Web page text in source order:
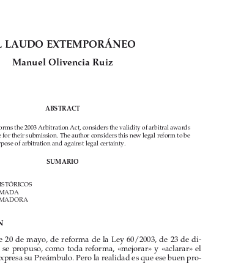













EL LAUDO EXTEMPORÁnEO
reforms the 2003 Arbitration Act, considers the validity of arbitral awards
for their submission. The author considers this new legal reform to be
purpose of arbitration and against legal certainty.
SUMARiO
HISTÓRICOS
de 20 de mayo, de reforma de la Ley 60/2003, de 23 de di-
se propuso, como toda reforma, «mejorar» y «aclarar» el
expresa su Preámbulo. Pero la realidad es que ese buen pro-
se ha visto cumplido, porque son muchas las modificaciones
y de aclarar, empeoran y siembran dudas en la regulación